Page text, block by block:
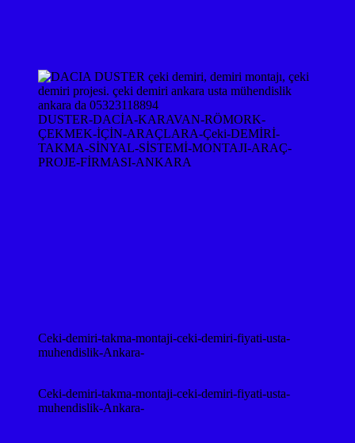
DUSTER-DACİA-KARAVAN-RÖMORK-
ÇEKMEK-İÇİN-ARAÇLARA-Çeki-DEMİRİ-
TAKMA-SİNYAL-SİSTEMİ-MONTAJI-ARAÇ-
PROJE-FİRMASI-ANKARA
Ceki-demiri-takma-montaji-ceki-demiri-fiyati-usta-
muhendislik-Ankara-
Ceki-demiri-takma-montaji-ceki-demiri-fiyati-usta-
muhendislik-Ankara-